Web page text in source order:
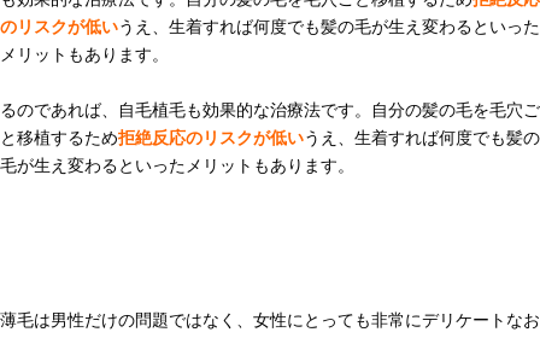
のリスクが低いうえ、生着すれば何度でも髪の毛が生え変わるといった
メリットもあります。
るのであれば、自毛植毛も効果的な治療法です。自分の髪の毛を毛穴ご
と移植するため拒絶反応のリスクが低いうえ、生着すれば何度でも髪の
毛が生え変わるといったメリットもあります。
薄毛は男性だけの問題ではなく、女性にとっても非常にデリケートなお